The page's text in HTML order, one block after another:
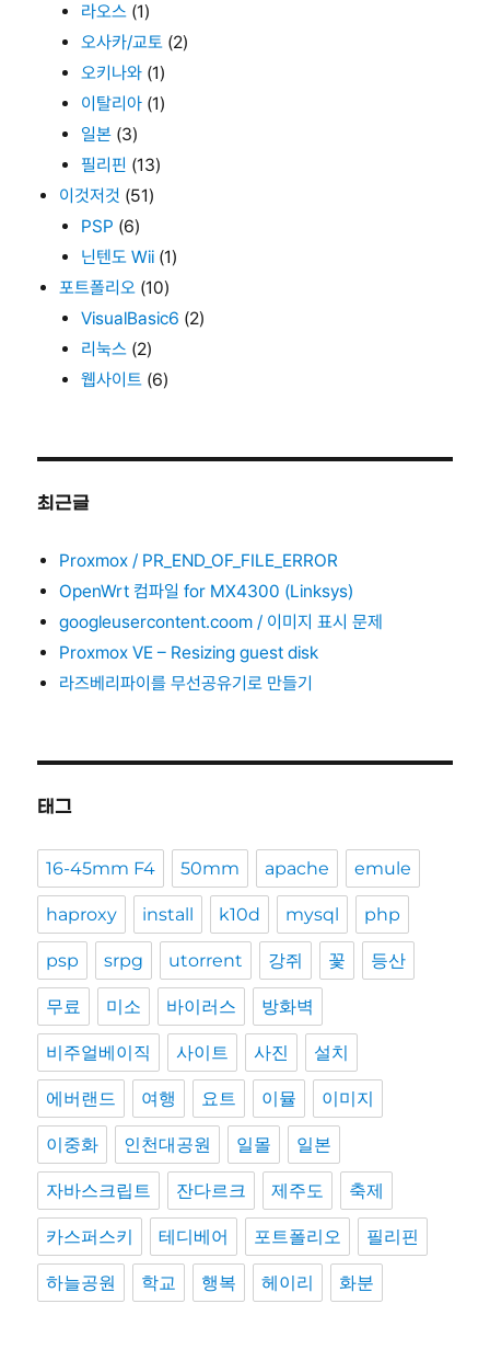
라오스 (1)
오사카/교토 (2)
오키나와 (1)
이탈리아 (1)
일본 (3)
필리핀 (13)
이것저것 (51)
PSP (6)
닌텐도 Wii (1)
포트폴리오 (10)
VisualBasic6 (2)
리눅스 (2)
웹사이트 (6)
최근글
Proxmox / PR_END_OF_FILE_ERROR
OpenWrt 컴파일 for MX4300 (Linksys)
googleusercontent.coom / 이미지 표시 문제
Proxmox VE – Resizing guest disk
라즈베리파이를 무선공유기로 만들기
태그
16-45mm F4 50mm apache emule
haproxy install k10d mysql php
psp srpg utorrent 강쥐 꽃 등산
무료 미소 바이러스 방화벽
비주얼베이직 사이트 사진 설치
에버랜드 여행 요트 이뮬 이미지
이중화 인천대공원 일몰 일본
자바스크립트 잔다르크 제주도 축제
카스퍼스키 테디베어 포트폴리오 필리핀
하늘공원 학교 행복 헤이리 화분